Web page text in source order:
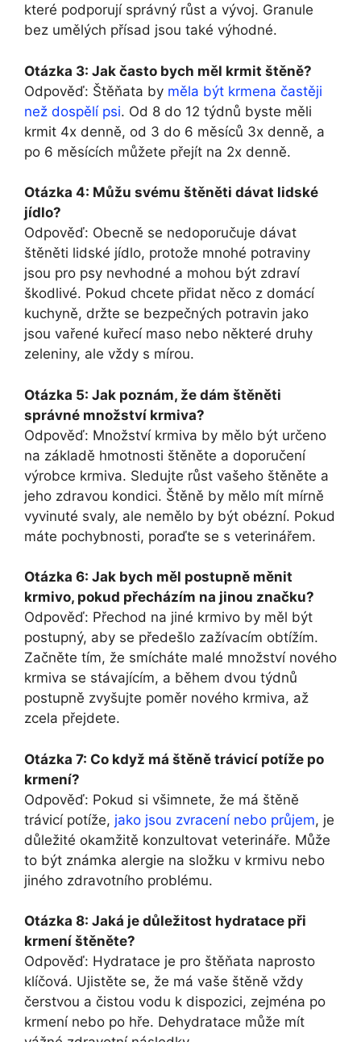
které podporují správný růst a vývoj. Granule
bez umělých přísad jsou také výhodné.
Otázka 3: Jak často bych měl krmit štěně?
Odpověď: Štěňata by měla být krmena častěji
než dospělí psi. Od 8 do 12 týdnů byste měli
krmit 4x denně, od 3 do 6 měsíců 3x denně, a
po 6 měsících můžete přejít na 2x denně.
Otázka 4: Můžu svému štěněti dávat lidské
jídlo?
Odpověď: Obecně se nedoporučuje dávat
štěněti lidské jídlo, protože mnohé potraviny
jsou pro psy nevhodné a mohou být zdraví
škodlivé. Pokud chcete přidat něco z domácí
kuchyně, držte se bezpečných potravin jako
jsou vařené kuřecí maso nebo některé druhy
zeleniny, ale vždy s mírou.
Otázka 5: Jak poznám, že dám štěněti
správné množství krmiva?
Odpověď: Množství krmiva by mělo být určeno
na základě hmotnosti štěněte a doporučení
výrobce krmiva. Sledujte růst vašeho štěněte a
jeho zdravou kondici. Štěně by mělo mít mírně
vyvinuté svaly, ale nemělo by být obézní. Pokud
máte pochybnosti, poraďte se s veterinářem.
Otázka 6: Jak bych měl postupně měnit
krmivo, pokud přecházím na jinou značku?
Odpověď: Přechod na jiné krmivo by měl být
postupný, aby se předešlo zažívacím obtížím.
Začněte tím, že smícháte malé množství nového
krmiva se stávajícím, a během dvou týdnů
postupně zvyšujte poměr nového krmiva, až
zcela přejdete.
Otázka 7: Co když má štěně trávicí potíže po
krmení?
Odpověď: Pokud si všimnete, že má štěně
trávicí potíže, jako jsou zvracení nebo průjem, je
důležité okamžitě konzultovat veterináře. Může
to být známka alergie na složku v krmivu nebo
jiného zdravotního problému.
Otázka 8: Jaká je důležitost hydratace při
krmení štěněte?
Odpověď: Hydratace je pro štěňata naprosto
klíčová. Ujistěte se, že má vaše štěně vždy
čerstvou a čistou vodu k dispozici, zejména po
krmení nebo po hře. Dehydratace může mít